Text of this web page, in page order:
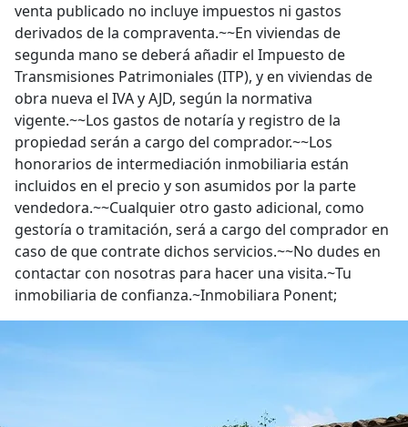
venta publicado no incluye impuestos ni gastos
derivados de la compraventa.~~En viviendas de
segunda mano se deberá añadir el Impuesto de
Transmisiones Patrimoniales (ITP), y en viviendas de
obra nueva el IVA y AJD, según la normativa
vigente.~~Los gastos de notaría y registro de la
propiedad serán a cargo del comprador.~~Los
honorarios de intermediación inmobiliaria están
incluidos en el precio y son asumidos por la parte
vendedora.~~Cualquier otro gasto adicional, como
gestoría o tramitación, será a cargo del comprador en
caso de que contrate dichos servicios.~~No dudes en
contactar con nosotras para hacer una visita.~Tu
inmobiliaria de confianza.~Inmobiliara Ponent;